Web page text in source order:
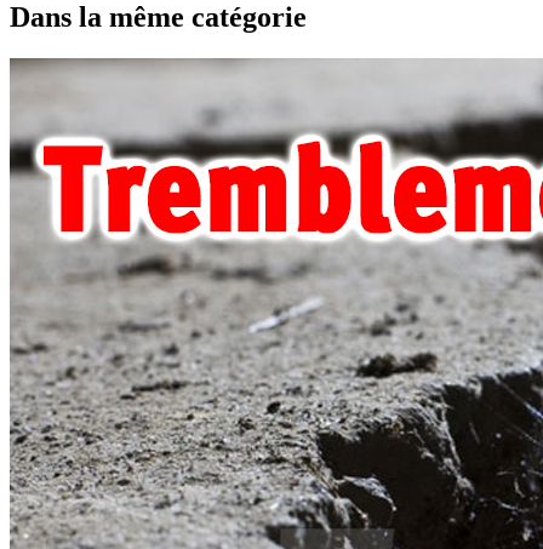
Dans la même catégorie